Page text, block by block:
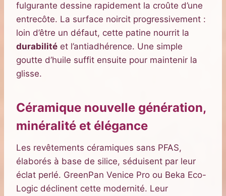
fulgurante dessine rapidement la croûte d’une
entrecôte. La surface noircit progressivement :
loin d’être un défaut, cette patine nourrit la
durabilité et l’antiadhérence. Une simple
goutte d’huile suffit ensuite pour maintenir la
glisse.
Céramique nouvelle génération,
minéralité et élégance
Les revêtements céramiques sans PFAS,
élaborés à base de silice, séduisent par leur
éclat perlé. GreenPan Venice Pro ou Beka Eco-
Logic déclinent cette modernité. Leur